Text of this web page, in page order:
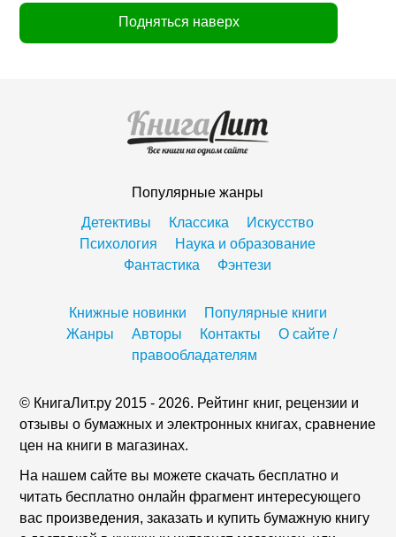
Подняться наверх
Популярные жанры
Детективы
Классика
Искусство
Психология
Наука и образование
Фантастика
Фэнтези
Книжные новинки
Популярные книги
Жанры
Авторы Контакты
О сайте /
правообладателям
© КнигаЛит.ру 2015 - 2026. Рейтинг книг, рецензии и
отзывы о бумажных и электронных книгах, сравнение
цен на книги в магазинах.
На нашем сайте вы можете скачать бесплатно и
читать бесплатно онлайн фрагмент интересующего
вас произведения, заказать и купить бумажную книгу